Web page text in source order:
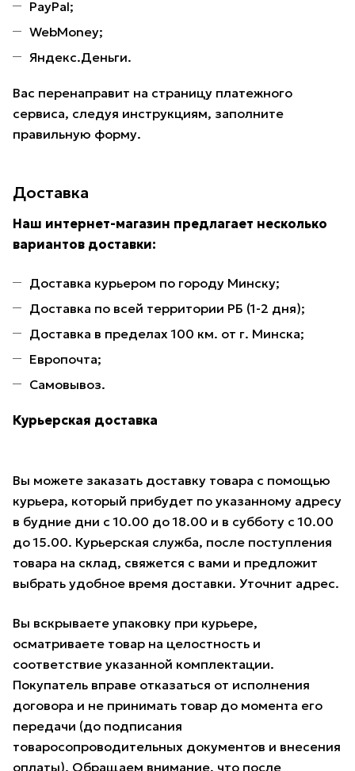
PayPal;
WebMoney;
Яндекс.Деньги.
Вас перенаправит на страницу платежного
сервиса, следуя инструкциям, заполните
правильную форму.
Доставка
Наш интернет-магазин предлагает несколько
вариантов доставки:
Доставка курьером по городу Минску;
Доставка по всей территории РБ (1-2 дня);
Доставка в пределах 100 км. от г. Минска;
Европочта;
Самовывоз.
Курьерская доставка
Вы можете заказать доставку товара с помощью
курьера, который прибудет по указанному адресу
в будние дни с 10.00 до 18.00 и в субботу с 10.00
до 15.00. Курьерская служба, после поступления
товара на склад, свяжется с вами и предложит
выбрать удобное время доставки. Уточнит адрес.
Вы вскрываете упаковку при курьере,
осматриваете товар на целостность и
соответствие указанной комплектации.
Покупатель вправе отказаться от исполнения
договора и не принимать товар до момента его
передачи (до подписания
товаросопроводительных документов и внесения
оплаты). Обращаем внимание, что после